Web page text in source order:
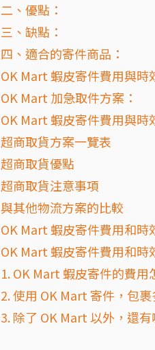
二、優點：
三、缺點：
四、適合的寄件商品：
OK Mart 蝦皮寄件費用與時
OK Mart 加急取件方案：
OK Mart 蝦皮寄件費用與時
超商取貨方案一覽表
超商取貨優點
超商取貨注意事項
與其他物流方案的比較
OK Mart 蝦皮寄件費用和時
OK Mart 蝦皮寄件費用和時
1. OK Mart 蝦皮寄件的費用
2. 使用 OK Mart 寄件，包
3. 除了 OK Mart 以外，還